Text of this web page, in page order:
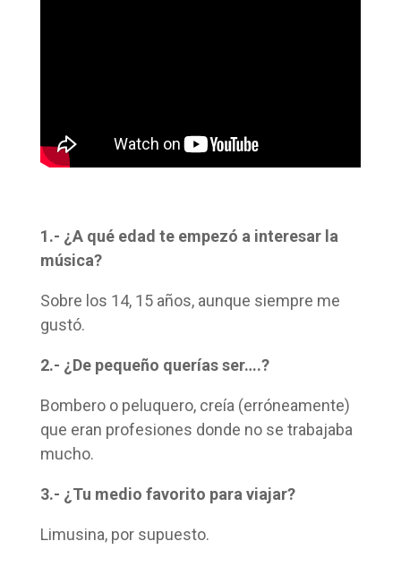
1.- ¿A qué edad te empezó a interesar la
música?
Sobre los 14, 15 años, aunque siempre me
gustó.
2.- ¿De pequeño querías ser….?
Bombero o peluquero, creía (erróneamente)
que eran profesiones donde no se trabajaba
mucho.
3.- ¿Tu medio favorito para viajar?
Limusina, por supuesto.